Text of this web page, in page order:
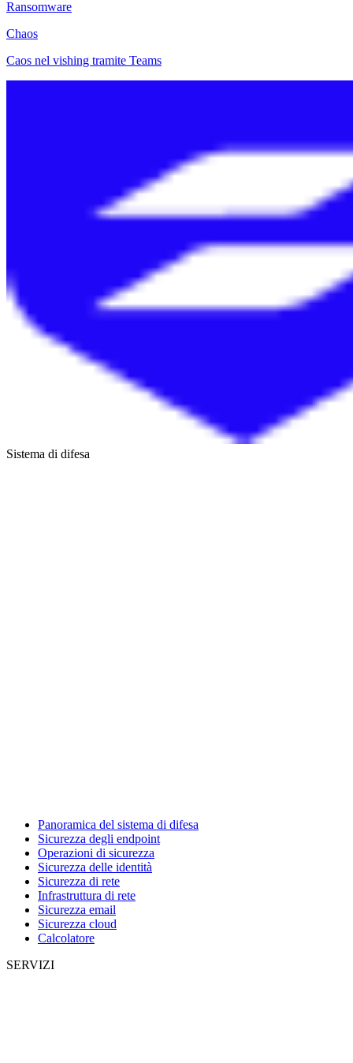
Ransomware
Chaos
Caos nel vishing tramite Teams
Sistema di difesa
Panoramica del sistema di difesa
Sicurezza degli endpoint
Operazioni di sicurezza
Sicurezza delle identità
Sicurezza di rete
Infrastruttura di rete
Sicurezza email
Sicurezza cloud
Calcolatore
SERVIZI